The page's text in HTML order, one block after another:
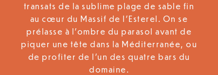
transats de la sublime plage de sable fin
au cœur du Massif de l’Esterel. On se
prélasse à l’ombre du parasol avant de
piquer une tête dans la Méditerranée, ou
de profiter de l’un des quatre bars du
domaine.